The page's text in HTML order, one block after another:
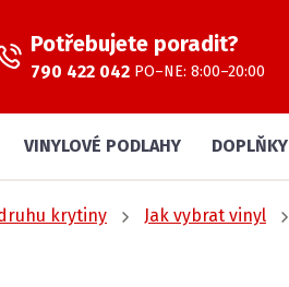
Potřebujete poradit?
790 422 042 PO–NE: 8:00–20:00
VINYLOVÉ PODLAHY DOPLŇKY
krytiny Jak vybrat vinyl